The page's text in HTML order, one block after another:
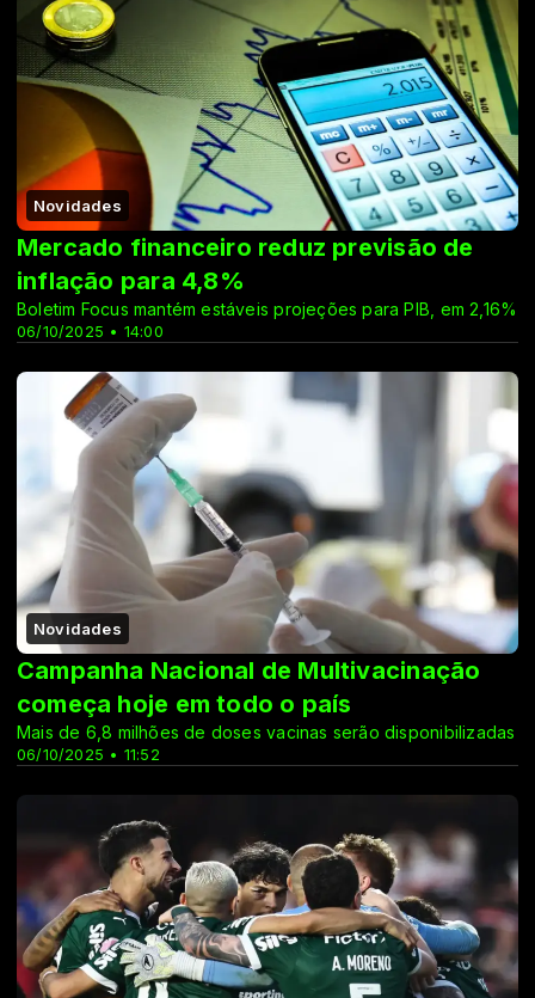
Novidades
06/10/2025 • 14:00
Mercado financeiro reduz previsão de
inflação para 4,8%
Boletim Focus mantém estáveis projeções para PIB, em 2,16%
Novidades
06/10/2025 • 11:52
Campanha Nacional de Multivacinação
começa hoje em todo o país
Mais de 6,8 milhões de doses vacinas serão disponibilizadas